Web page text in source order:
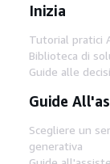
Inizia
Tutorial pratici
Biblioteca di
Guide alle
Guide
Scegliere un
generativa